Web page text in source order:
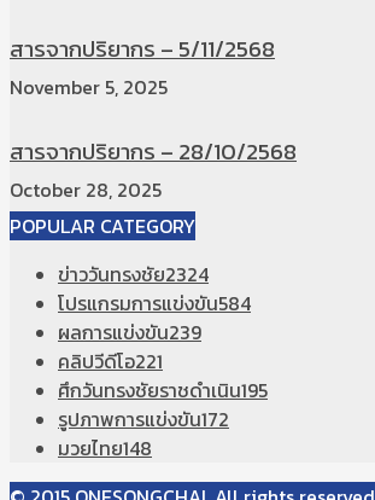
สารจากปริยากร – 5/11/2568
November 5, 2025
สารจากปริยากร – 28/10/2568
October 28, 2025
POPULAR CATEGORY
ข่าววันทรงชัย2324
โปรแกรมการแข่งขัน584
ผลการแข่งขัน239
คลิปวีดีโอ221
ศึกวันทรงชัยราชดำเนิน195
รูปภาพการแข่งขัน172
มวยไทย148